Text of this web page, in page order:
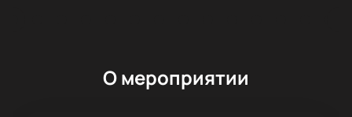
О мероприятии